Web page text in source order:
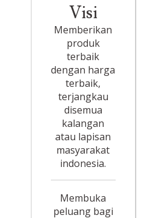
Visi
Memberikan
produk
terbaik
dengan harga
terbaik,
terjangkau
disemua
kalangan
atau lapisan
masyarakat
indonesia.
Membuka
peluang bagi